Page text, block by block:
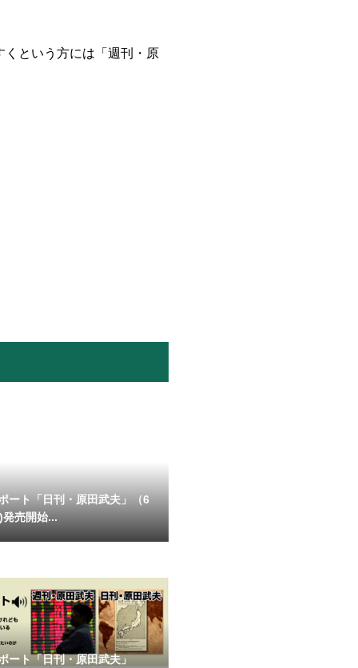
くという方には「週刊・原
ート「日刊・原田武夫」（6
発売開始...
ート「日刊・原田武夫」